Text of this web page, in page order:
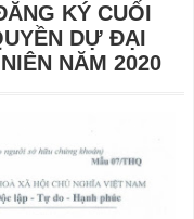
KÝ CUỐI
DỰ ĐẠI
NĂM 2020